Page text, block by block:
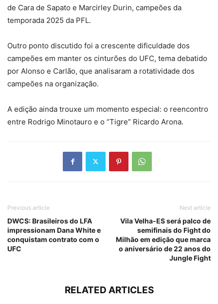
de Cara de Sapato e Marcirley Durin, campeões da
temporada 2025 da PFL.
Outro ponto discutido foi a crescente dificuldade dos
campeões em manter os cinturões do UFC, tema debatido
por Alonso e Carlão, que analisaram a rotatividade dos
campeões na organização.
A edição ainda trouxe um momento especial: o reencontro
entre Rodrigo Minotauro e o “Tigre” Ricardo Arona.
Previous article
DWCS: Brasileiros do LFA
impressionam Dana White e
conquistam contrato com o
UFC
Next article
Vila Velha-ES será palco de
semifinais do Fight do
Milhão em edição que marca
o aniversário de 22 anos do
Jungle Fight
RELATED ARTICLES